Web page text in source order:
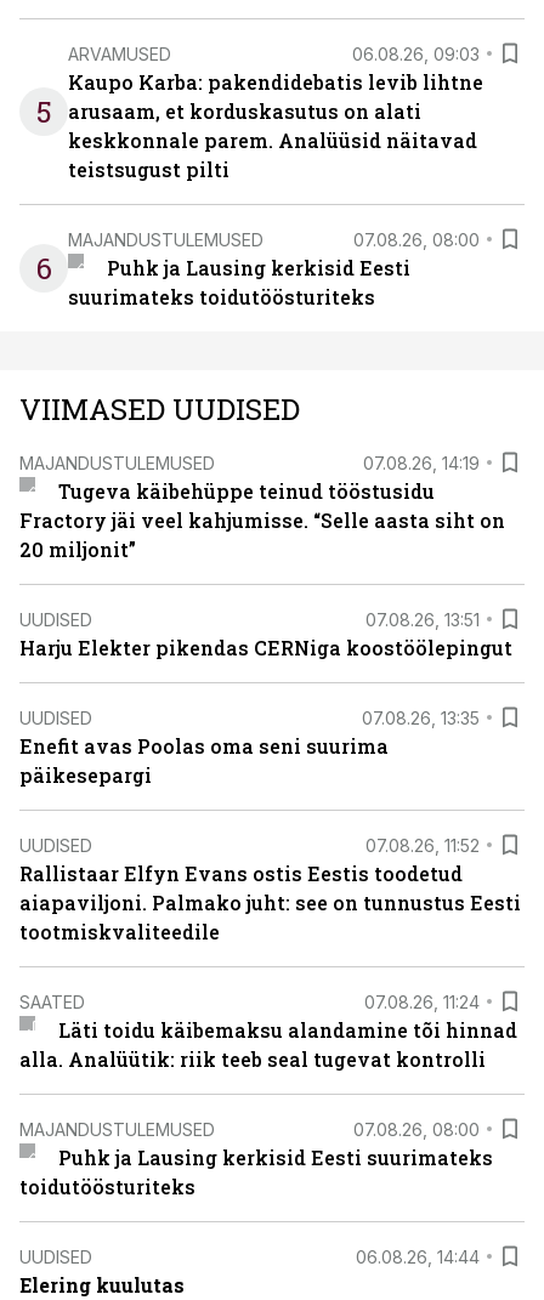
5
ARVAMUSED 06.08.26, 09:03
Kaupo Karba: pakendidebatis levib lihtne
arusaam, et korduskasutus on alati
keskkonnale parem. Analüüsid näitavad
teistsugust pilti
6
MAJANDUSTULEMUSED 07.08.26, 08:00
Puhk ja Lausing kerkisid Eesti
suurimateks toidutöösturiteks
VIIMASED UUDISED
MAJANDUSTULEMUSED 07.08.26, 14:19
Tugeva käibehüppe teinud tööstusidu
Fractory jäi veel kahjumisse. “Selle aasta siht on
20 miljonit”
UUDISED 07.08.26, 13:51
Harju Elekter pikendas CERNiga koostöölepingut
UUDISED 07.08.26, 13:35
Enefit avas Poolas oma seni suurima
päikesepargi
UUDISED 07.08.26, 11:52
Rallistaar Elfyn Evans ostis Eestis toodetud
aiapaviljoni. Palmako juht: see on tunnustus Eesti
tootmiskvaliteedile
SAATED 07.08.26, 11:24
Läti toidu käibemaksu alandamine tõi hinnad
alla. Analüütik: riik teeb seal tugevat kontrolli
MAJANDUSTULEMUSED 07.08.26, 08:00
Puhk ja Lausing kerkisid Eesti suurimateks
toidutöösturiteks
UUDISED 06.08.26, 14:44
Elering kuulutas